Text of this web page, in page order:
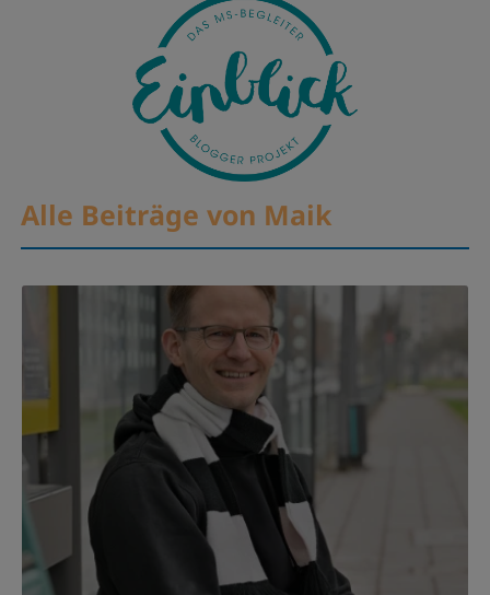
Alle Beiträge von Maik